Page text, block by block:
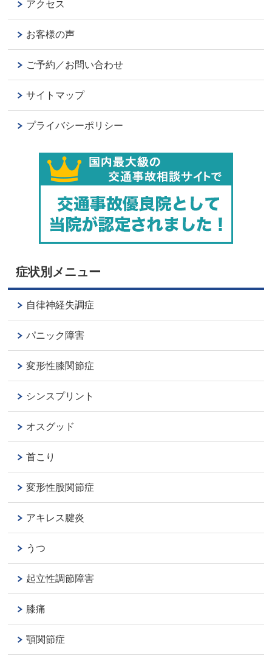
アクセス
お客様の声
ご予約／お問い合わせ
サイトマップ
プライバシーポリシー
症状別メニュー
自律神経失調症
パニック障害
変形性膝関節症
シンスプリント
オスグッド
首こり
変形性股関節症
アキレス腱炎
うつ
起立性調節障害
膝痛
顎関節症